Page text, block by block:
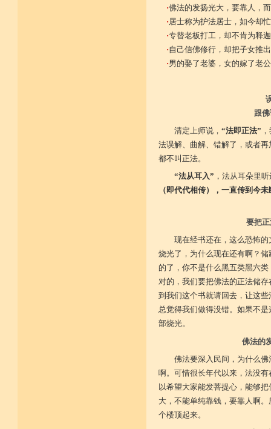
·佛法的发扬光大，要靠人，
·居士称为护法居士，如今却
·专替老板打工，却不肯为释
·自己信佛修行，却把子女推
·男的娶了老婆，女的嫁了老
跟
清定上师说， “法即正法”
法误解、曲解、错解了，或者
都不叫正法。
“法从耳入” ，法从耳朵里
（即代代相传），一直传到今未
要把
现在经书还在，这么恐怖
烧光了，为什么现在还有啊？
的了，你不是什么黑五类黑六
对的，我们要把佛法的正法储
到我们这个书就请回去，让这
总觉得我们做得没错。如果不
部烧光。
佛法的
佛法要深入民间，为什么
啊。可惜很长年代以来，法没
以希望大家能发菩提心，能够
大，不能单纯靠钱，要靠人啊
个楼顶起来。